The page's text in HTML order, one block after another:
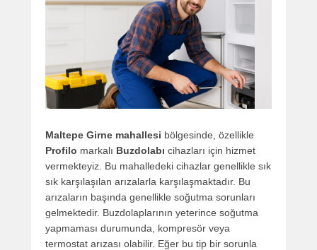
Maltepe Girne mahallesi bölgesinde, özellikle
Profilo markalı Buzdolabı cihazları için hizmet
vermekteyiz. Bu mahalledeki cihazlar genellikle sık
sık karşılaşılan arızalarla karşılaşmaktadır. Bu
arızaların başında genellikle soğutma sorunları
gelmektedir. Buzdolaplarının yeterince soğutma
yapmaması durumunda, kompresör veya
termostat arızası olabilir. Eğer bu tip bir sorunla